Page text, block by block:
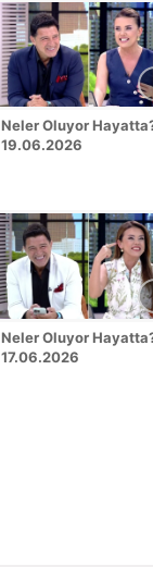
Neler Oluyor
19.06.2026
Neler Oluyor
17.06.2026